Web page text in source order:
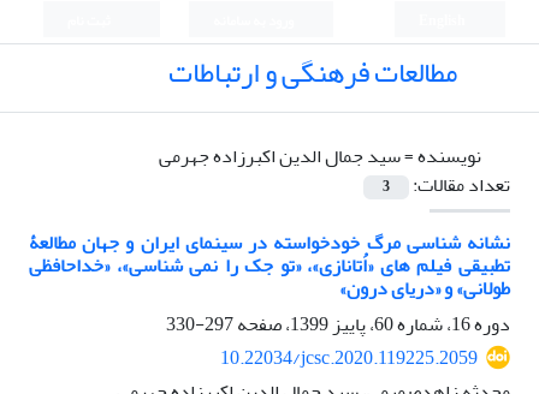
مطالعات فرهنگی و ارتباطات
نویسنده =سید جمال الدین اکبرزاده جهرمی
تعداد مقالات:
3
نشانه شناسی مرگ خودخواسته در سینمای ایران و جهان مطالعۀ
تطبیقی فیلم های «اُتانازی»، «تو جک را نمی شناسی»، «خداحافظی
طولانی» و «دریای درون»
دوره 16، شماره 60، پاییز 1399، صفحه
297-330
10.22034/jcsc.2020.119225.2059